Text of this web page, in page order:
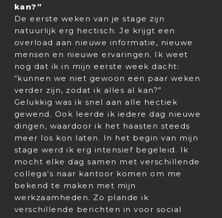
kan?”
De eerste weken van je stage zijn
natuurlijk erg hectisch. Je krijgt een
overload aan nieuwe informatie, nieuwe
mensen en nieuwe ervaringen. Ik weet
nog dat ik in mijn eerste week dacht:
“kunnen we niet gewoon een paar weken
verder zijn, zodat ik alles al kan?”
Gelukkig was ik snel aan alle hectiek
gewend. Ook leerde ik iedere dag nieuwe
dingen, waardoor ik het haasten steeds
meer los kon laten. In het begin van mijn
stage werd ik erg intensief begeleid. Ik
mocht elke dag samen met verschillende
collega’s naar kantoor komen om me
bekend te maken met mijn
werkzaamheden. Zo plande ik
verschillende berichten in voor social